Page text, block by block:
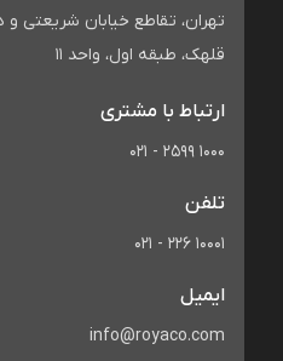
تهران، تقاطع خیابان شریعتی
قلهک، طبقه اول، واحد 11
ارتباط با مشتری
021 - 2599 1000
تلفن
021 - 226 10001
ایمیل
info@royaco.com